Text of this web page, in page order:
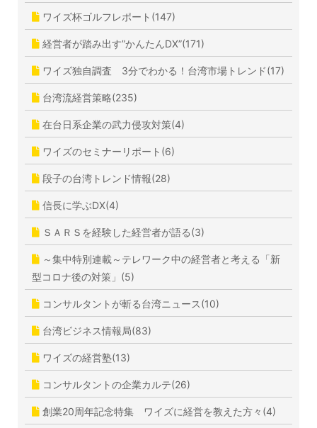
ワイズ杯ゴルフレポート(147)
経営者が踏み出す”かんたんDX”(171)
ワイズ独自調査 3分でわかる！台湾市場トレンド(17)
台湾流経営策略(235)
在台日系企業の武力侵攻対策(4)
ワイズのセミナーリポート(6)
段子の台湾トレンド情報(28)
信長に学ぶDX(4)
ＳＡＲＳを経験した経営者が語る(3)
～集中特別連載～テレワーク中の経営者と考える「新
型コロナ後の対策」(5)
コンサルタントが斬る台湾ニュース(10)
台湾ビジネス情報局(83)
ワイズの経営塾(13)
コンサルタントの企業カルテ(26)
創業20周年記念特集 ワイズに経営を教えた方々(4)